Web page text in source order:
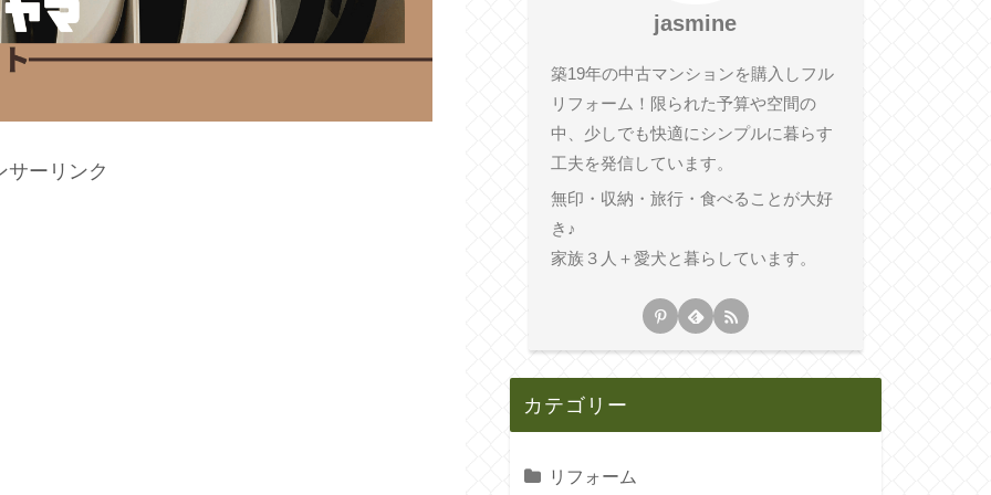
サーリンク
jasmine
築19年の中古マンションを購入しフル
リフォーム！限られた予算や空間の
中、少しでも快適にシンプルに暮らす
工夫を発信しています。
無印・収納・旅行・食べることが大好
き♪
家族３人＋愛犬と暮らしています。
カテゴリー
リフォーム